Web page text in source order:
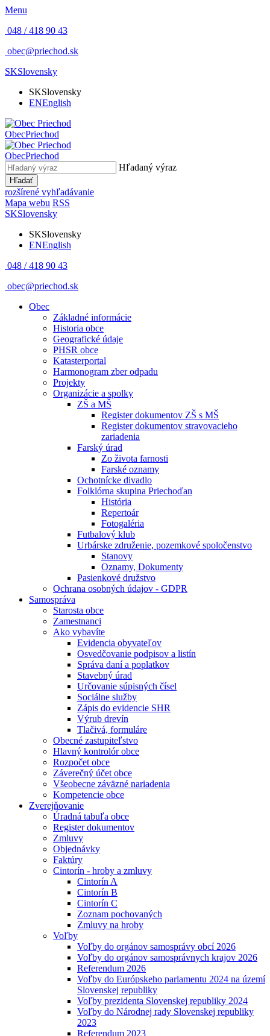
Menu
048 / 418 90 43
obec@priechod.sk
SKSlovensky
SKSlovensky
ENEnglish
ObecPriechod
ObecPriechod
Hľadaný výraz
Hľadať
rozšírené vyhľadávanie
Mapa webu RSS
SKSlovensky
SKSlovensky
ENEnglish
048 / 418 90 43
obec@priechod.sk
Obec
Základné informácie
Historia obce
Geografické údaje
PHSR obce
Katasterportal
Harmonogram zber odpadu
Projekty
Organizácie a spolky
ZŠ a MŠ
Register dokumentov ZŠ s MŠ
Register dokumentov stravovacieho
zariadenia
Farský úrad
Zo života farnosti
Farské oznamy
Ochotnícke divadlo
Folklórna skupina Priechoďan
História
Repertoár
Fotogaléria
Futbalový klub
Urbárske združenie, pozemkové spoločenstvo
Stanovy
Oznamy, Dokumenty
Pasienkové družstvo
Ochrana osobných údajov - GDPR
Samospráva
Starosta obce
Zamestnanci
Ako vybavíte
Evidencia obyvateľov
Osvedčovanie podpisov a listín
Správa daní a poplatkov
Stavebný úrad
Určovanie súpisných čísel
Sociálne služby
Zápis do evidencie SHR
Výrub drevín
Tlačivá, formuláre
Obecné zastupiteľstvo
Hlavný kontrolór obce
Rozpočet obce
Záverečný účet obce
Všeobecne záväzné nariadenia
Kompetencie obce
Zverejňovanie
Úradná tabuľa obce
Register dokumentov
Zmluvy
Objednávky
Faktúry
Cintorín - hroby a zmluvy
Cintorín A
Cintorín B
Cintorín C
Zoznam pochovaných
Zmluvy na hroby
Voľby
Voľby do orgánov samosprávy obcí 2026
Voľby do orgánov samosprávnych krajov 2026
Referendum 2026
Voľby do Európskeho parlamentu 2024 na území
Slovenskej republiky
Voľby prezidenta Slovenskej republiky 2024
Voľby do Národnej rady Slovenskej republiky
2023
Referendum 2023